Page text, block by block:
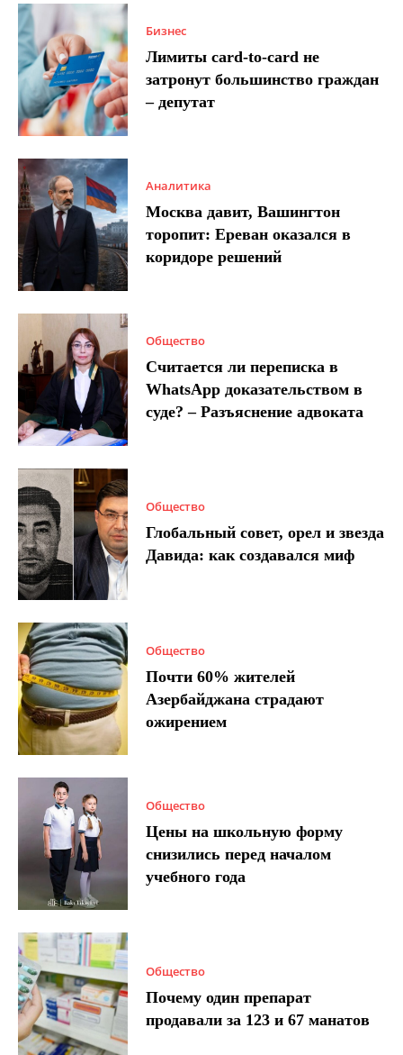
Бизнес
Лимиты card-to-card не
затронут большинство граждан
– депутат
Аналитика
Москва давит, Вашингтон
торопит: Ереван оказался в
коридоре решений
Общество
Считается ли переписка в
WhatsApp доказательством в
суде? – Разъяснение адвоката
Общество
Глобальный совет, орел и звезда
Давида: как создавался миф
Общество
Почти 60% жителей
Азербайджана страдают
ожирением
Общество
Цены на школьную форму
снизились перед началом
учебного года
Общество
Почему один препарат
продавали за 123 и 67 манатов